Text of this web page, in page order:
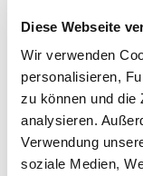
Diese Webseite
Wir verwenden
personalisieren,
zu können und die
analysieren.
Verwendung
soziale Medien,
Name*
E-Mail-